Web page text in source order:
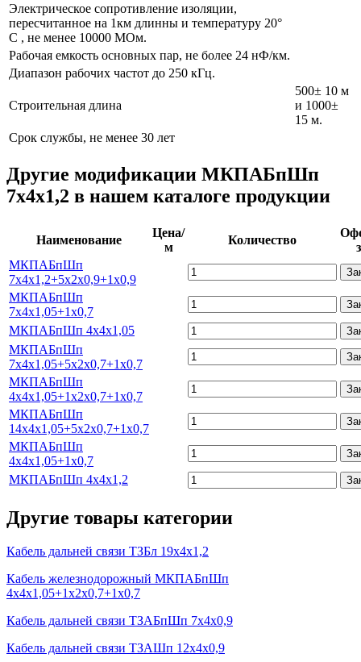
Электрическое сопротивление изоляции,
пересчитанное на 1км длинны и температуру 20°
C , не менее 10000 МОм.
Рабочая емкость основных пар, не более 24 нФ/км.
Диапазон рабочих частот до 250 кГц.
Строительная длина
500± 10 м
и 1000±
15 м.
Срок службы, не менее 30 лет
Другие модификации МКПАБпШп
7х4х1,2 в нашем каталоге продукции
Наименование
Цена/
м
Количество
МКПАБпШп
7х4х1,2+5х2х0,9+1х0,9
МКПАБпШп
7х4х1,05+1х0,7
МКПАБпШп 4х4х1,05
МКПАБпШп
7х4х1,05+5х2х0,7+1х0,7
МКПАБпШп
4х4х1,05+1х2х0,7+1х0,7
МКПАБпШп
14х4х1,05+5х2х0,7+1х0,7
МКПАБпШп
4х4х1,05+1х0,7
МКПАБпШп 4х4х1,2
Другие товары категории
Кабель дальней связи ТЗБл 19х4х1,2
Кабель железнодорожный МКПАБпШп
4х4х1,05+1х2х0,7+1х0,7
Кабель дальней связи ТЗАБпШп 7х4х0,9
Кабель дальней связи ТЗАШп 12х4х0,9